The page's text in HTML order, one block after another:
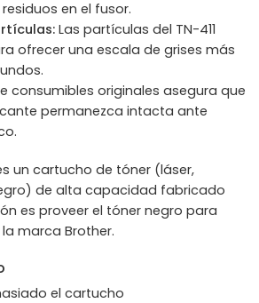
en el fusor.
Las partículas del TN-411
ofrecer una escala de grises más
consumibles originales asegura que
permanezca intacta ante
un cartucho de tóner (láser,
de alta capacidad fabricado
es proveer el tóner negro para
marca Brother.
el cartucho